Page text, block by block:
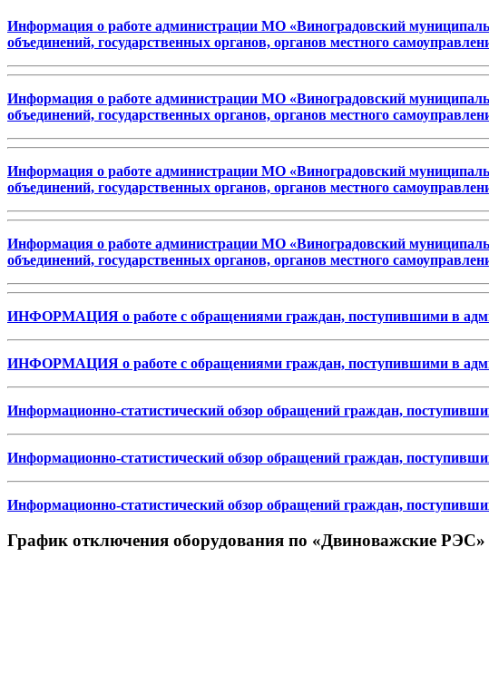
Информация о работе администрации МО «Виноградовский
объединений, государственных органов, органов местного
Информация о работе администрации МО «Виноградовский
объединений, государственных органов, органов местного
Информация о работе администрации МО «Виноградовский
объединений, государственных органов, органов местного
Информация о работе администрации МО «Виноградовский
объединений, государственных органов, органов местного
ИНФОРМАЦИЯ о работе с обращениями граждан, поступившими в
ИНФОРМАЦИЯ о работе с обращениями граждан, поступившими в
Информационно-статистический обзор обращений граждан,
Информационно-статистический обзор обращений граждан,
Информационно-статистический обзор обращений граждан,
График отключения оборудования по «Двиноважские РЭС»